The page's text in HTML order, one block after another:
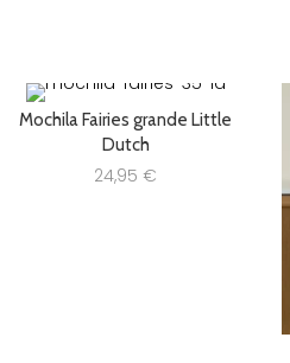
Mochila Fairies grande Little
Dutch
24,95 €